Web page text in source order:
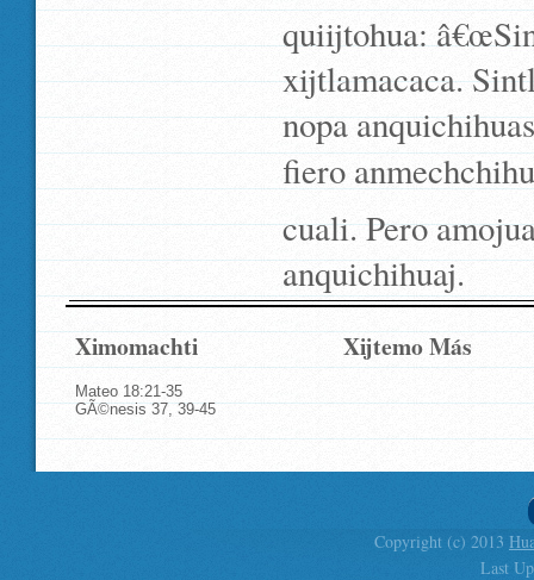
quiijtohua:
xijtlamacaca.
nopa
fiero
cuali. Pero
anquichihuaj.
Ximomachti Xijtemo Más
Mateo 18:21-35
GÃ©nesis 37, 39-45
Copyright (c) 2013
Last